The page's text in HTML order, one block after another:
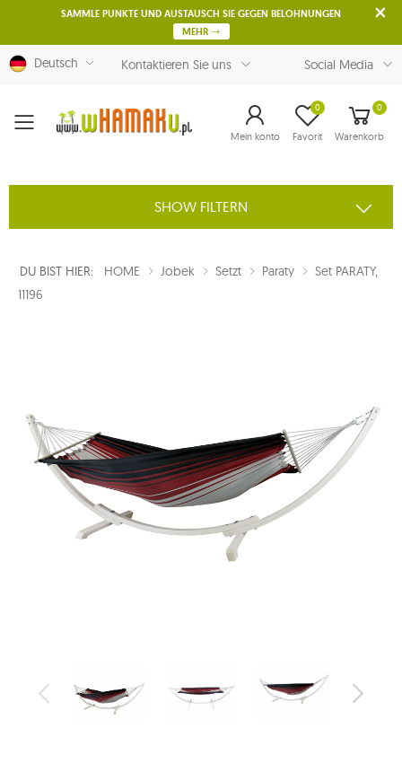
SAMMLE PUNKTE UND AUSTAUSCH SIE GEGEN BELOHNUNGEN
MEHR
Deutsch Kontaktieren Sie uns Social Media
Menu Mein konto Favorit
0 0
Warenkorb
SHOW FILTERN
DU BIST HIER: HOME Jobek Setzt Paraty
Set PARATY,
11196